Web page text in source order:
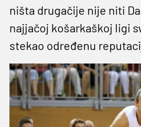
ništa drugačije nije niti
najjačoj košarkaškoj ligi
stekao određenu